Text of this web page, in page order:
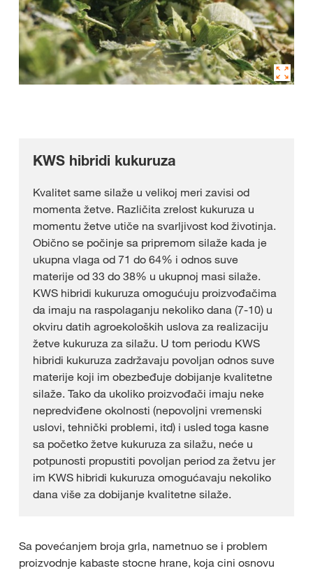
KWS hibridi kukuruza
Kvalitet same silaže u velikoj meri zavisi od
momenta žetve. Različita zrelost kukuruza u
momentu žetve utiče na svarljivost kod životinja.
Obično se počinje sa pripremom silaže kada je
ukupna vlaga od 71 do 64% i odnos suve
materije od 33 do 38% u ukupnoj masi silaže.
KWS hibridi kukuruza omogućuju proizvođačima
da imaju na raspolaganju nekoliko dana (7-10) u
okviru datih agroekoloških uslova za realizaciju
žetve kukuruza za silažu. U tom periodu KWS
hibridi kukuruza zadržavaju povoljan odnos suve
materije koji im obezbeđuje dobijanje kvalitetne
silaže. Tako da ukoliko proizvođači imaju neke
nepredviđene okolnosti (nepovoljni vremenski
uslovi, tehnički problemi, itd) i usled toga kasne
sa početko žetve kukuruza za silažu, neće u
potpunosti propustiti povoljan period za žetvu jer
im KWS hibridi kukuruza omogućavaju nekoliko
dana više za dobijanje kvalitetne silaže.
Sa povećanjem broja grla, nametnuo se i problem
proizvodnje kabaste stocne hrane, koja cini osnovu